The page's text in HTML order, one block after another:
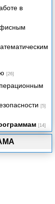
целостности
в
[26]
[5]
[14]